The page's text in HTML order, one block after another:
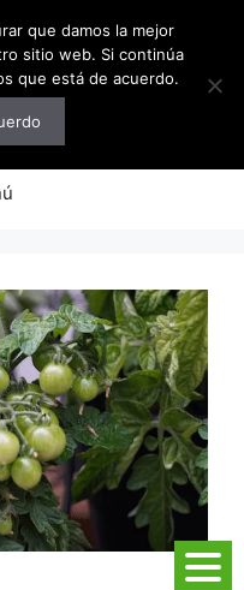
que damos la mejor
sitio web. Si continúa
que está de acuerdo.